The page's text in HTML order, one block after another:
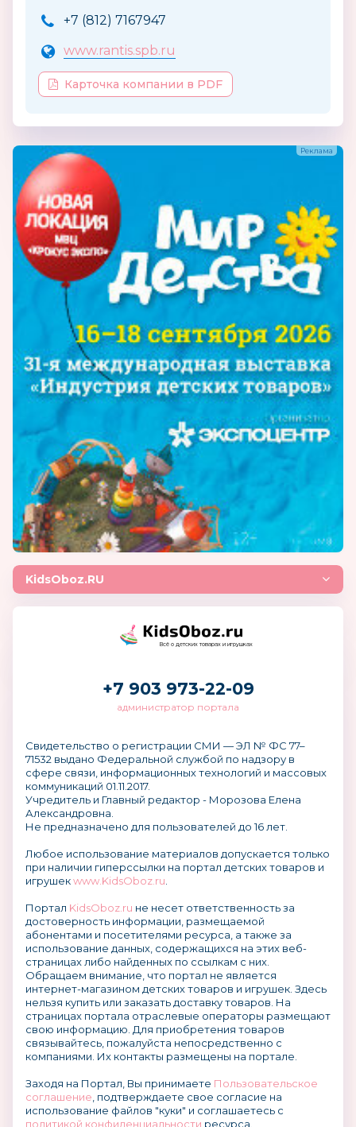
+7 (812) 7167947
www.rantis.spb.ru
Карточка компании в PDF
KidsOboz.RU
Всё о детских товарах и игрушках
+7 903 973-22-09
администратор портала
Свидетельство о регистрации СМИ — ЭЛ № ФС 77–
71532 выдано Федеральной службой по надзору в
сфере связи, информационных технологий и массовых
коммуникаций 01.11.2017.
Учредитель и Главный редактор - Морозова Елена
Александровна.
Не предназначено для пользователей до 16 лет.
Любое использование материалов допускается только
при наличии гиперссылки на портал детских товаров и
игрушекwww.KidsOboz.ru
Портал KidsOboz.ru не несет ответственность за
достоверность информации, размещаемой
абонентами и посетителями ресурса, а также за
использование данных, содержащихся на этих веб-
страницах либо найденных по ссылкам с них.
Обращаем внимание, что портал не является
интернет-магазином детских товаров и игрушек. Здесь
нельзя купить или заказать доставку товаров. На
страницах портала отраслевые операторы размещают
свою информацию. Для приобретения товаров
связывайтесь, пожалуйста непосредственно с
компаниями. Их контакты размещены на портале.
Заходя на Портал, Вы принимаете Пользовательское
соглашение , подтверждаете свое согласие на
использование файлов "куки" и соглашаетесь с
политикой конфиденциальности ресурса.